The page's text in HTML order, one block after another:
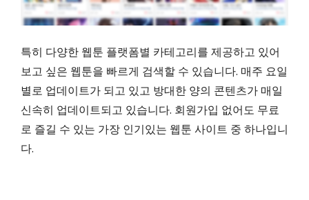
특히 다양한 웹툰 플랫폼별 카테고리를 제공하고 있어
보고 싶은 웹툰을 빠르게 검색할 수 있습니다. 매주 요일
별로 업데이트가 되고 있고 방대한 양의 콘텐츠가 매일
신속히 업데이트되고 있습니다. 회원가입 없어도 무료
로 즐길 수 있는 가장 인기있는 웹툰 사이트 중 하나입니
다.